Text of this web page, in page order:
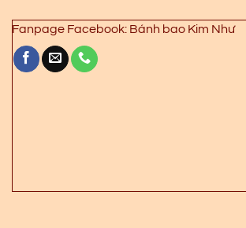
Fanpage Facebook: Bánh bao Kim Như